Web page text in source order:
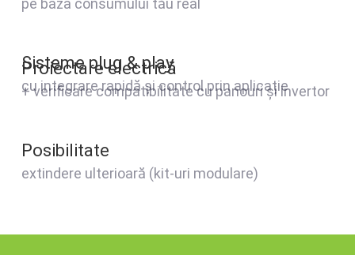
pe baza consumului tău real
Proiectare electrică
+ verificare compatibilitate cu panouri și invertor
Sisteme plug & play,
cu integrare rapidă și control prin aplicație
Posibilitate
extindere ulterioară (kit-uri modulare)